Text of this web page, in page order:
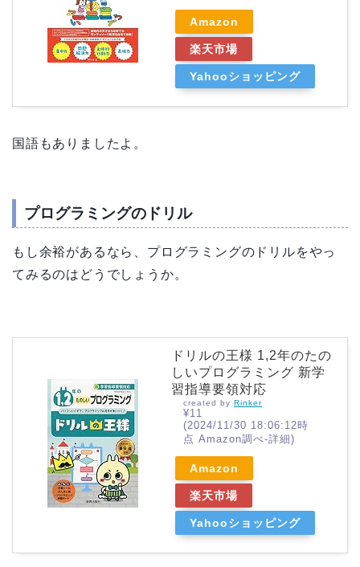
Amazon
楽天市場
Yahooショッピング
国語もありましたよ。
プログラミングのドリル
もし余裕があるなら、プログラミングのドリルをやっ
てみるのはどうでしょうか。
ドリルの王様 1,2年のたの
しいプログラミング 新学
習指導要領対応
created by Rinker
¥11
(2024/11/30 18:06:12時
点 Amazon調べ-詳細)
Amazon
楽天市場
Yahooショッピング